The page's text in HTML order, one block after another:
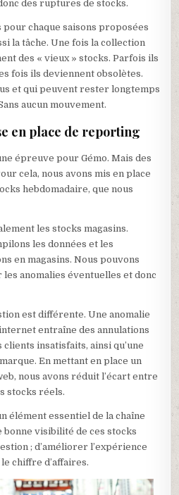
des ruptures de stocks.
chaque saisons proposées
la tâche. Une fois la collection
des « vieux » stocks. Parfois ils
fois ils deviennent obsolètes.
et qui peuvent rester longtemps
aucun mouvement.
en place de reporting
épreuve pour Gémo. Mais des
cela, nous avons mis en place
hebdomadaire, que nous
les stocks magasins.
les données et les
en magasins. Nous pouvons
anomalies éventuelles et donc
est différente. Une anomalie
entraîne des annulations
clients insatisfaits, ainsi qu’une
En mettant en place un
nous avons réduit l’écart entre
stocks réels.
élément essentiel de la chaîne
bonne visibilité de ces stocks
; d’améliorer l’expérience
chiffre d’affaires.